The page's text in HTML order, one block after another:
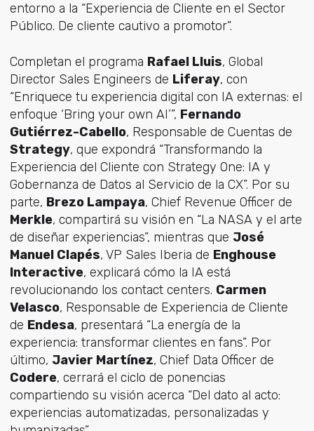
entorno a la “Experiencia de Cliente en el Sector
Público. De cliente cautivo a promotor”.
Completan el programa Rafael Lluis, Global
Director Sales Engineers de Liferay, con
“Enriquece tu experiencia digital con IA externas: el
enfoque ‘Bring your own AI’”, Fernando
Gutiérrez-Cabello, Responsable de Cuentas de
Strategy, que expondrá “Transformando la
Experiencia del Cliente con Strategy One: IA y
Gobernanza de Datos al Servicio de la CX”. Por su
parte, Brezo Lampaya, Chief Revenue Officer de
Merkle, compartirá su visión en “La NASA y el arte
de diseñar experiencias”, mientras que José
Manuel Clapés, VP Sales Iberia de Enghouse
Interactive, explicará cómo la IA está
revolucionando los contact centers. Carmen
Velasco, Responsable de Experiencia de Cliente
de Endesa, presentará “La energía de la
experiencia: transformar clientes en fans”. Por
último, Javier Martínez, Chief Data Officer de
Codere, cerrará el ciclo de ponencias
compartiendo su visión acerca “Del dato al acto:
experiencias automatizadas, personalizadas y